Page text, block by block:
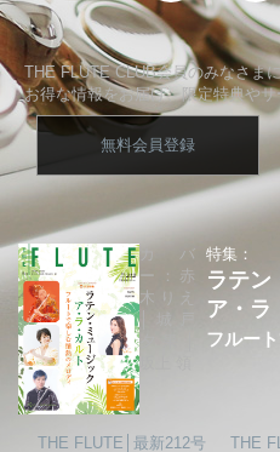
THE FLUTE CLUB会員のみなさま
お得な情報をお届け、限定特典やサ
無料会員登録
特集：
ラテン
ア・ラ
フルー
カバ
ー：赤
木りえ
THE FLUTE│最新212号 THE